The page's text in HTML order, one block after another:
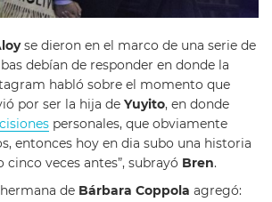
se dieron en el marco de una serie de
debían de responder en donde la
habló sobre el momento que
por ser la hija de Yuyito, en donde
personales, que obviamente
entonces hoy en dia subo una historia
cinco veces antes”, subrayó Bren.
de Bárbara Coppola agregó: